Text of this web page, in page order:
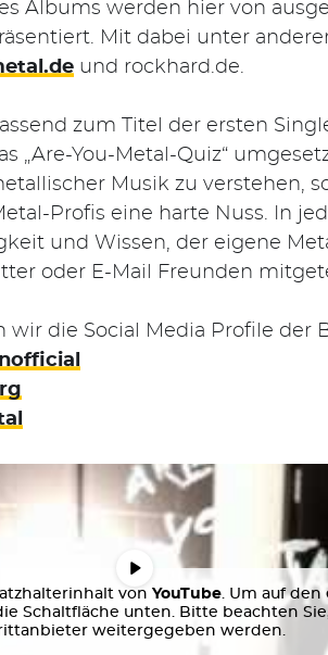
Albums werden hier von
Mit dabei unter
und rockhard.de.
zum Titel der ersten
„Are-You-Metal-Quiz“
Musik zu verstehen,
Profis eine harte Nuss. In
und Wissen, der eigene
oder E-Mail Freunden
die Social Media Profile der
von YouTube . Um auf
Schaltfläche unten. Bitte beachten
weitergegeben werden.